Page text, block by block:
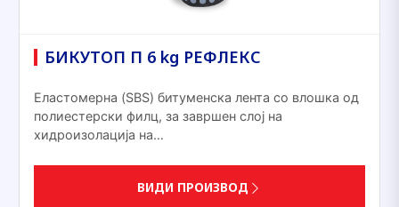
БИКУТОП П 6 kg РЕФЛЕКС
Еластомерна (SBS) битуменска лента со влошка од
полиестерски филц, за завршен слој на
хидроизолација на…
ВИДИ ПРОИЗВОД